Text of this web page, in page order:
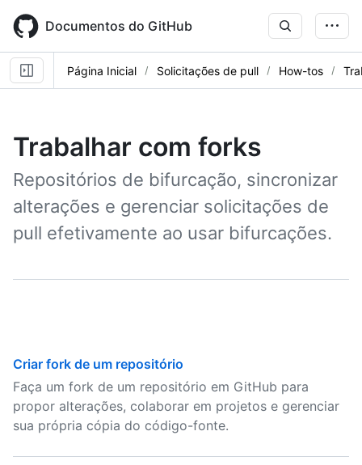
main
content
Documentos do GitHub
Página Inicial Solicitações de pull How-tos
Trabalhar com forks
Repositórios de bifurcação, sincronizar
alterações e gerenciar solicitações de
pull efetivamente ao usar bifurcações.
Criar fork de um repositório
Faça um fork de um repositório em GitHub para
propor alterações, colaborar em projetos e gerenciar
sua própria cópia do código-fonte.